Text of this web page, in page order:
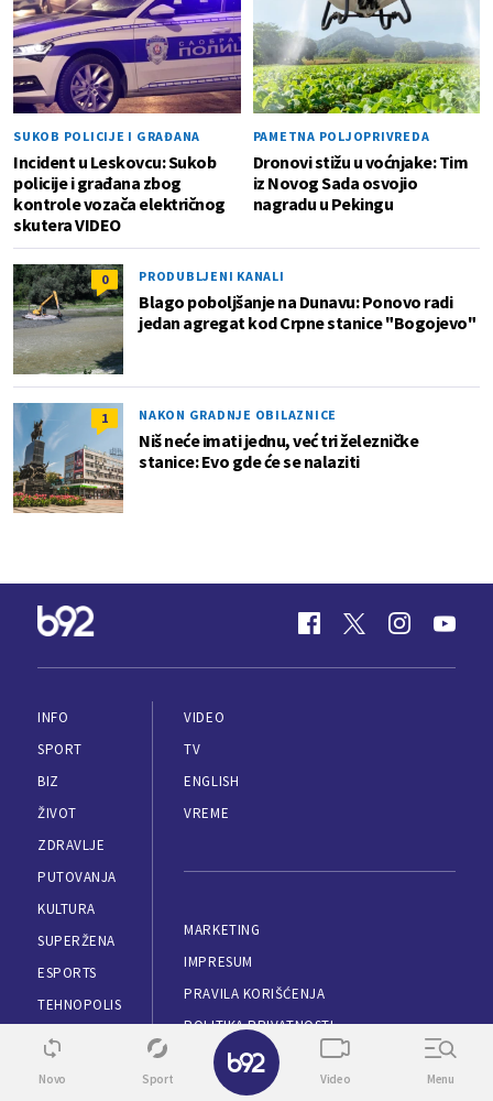
SUKOB POLICIJE I GRAĐANA
Incident u Leskovcu: Sukob
policije i građana zbog
kontrole vozača električnog
skutera VIDEO
PAMETNA POLJOPRIVREDA
Dronovi stižu u voćnjake: Tim
iz Novog Sada osvojio
nagradu u Pekingu
0 PRODUBLJENI KANALI
Blago poboljšanje na Dunavu: Ponovo radi
jedan agregat kod Crpne stanice "Bogojevo"
1 NAKON GRADNJE OBILAZNICE
Niš neće imati jednu, već tri železničke
stanice: Evo gde će se nalaziti
INFO
SPORT
BIZ
ŽIVOT
ZDRAVLJE
PUTOVANJA
KULTURA
SUPERŽENA
ESPORTS
TEHNOPOLIS
AUTOMOBILI
VIDEO
TV
ENGLISH
VREME
MARKETING
IMPRESUM
PRAVILA KORIŠĆENJA
POLITIKA PRIVATNOSTI
APLIKACIJE
Novo Sport Video Menu
✕